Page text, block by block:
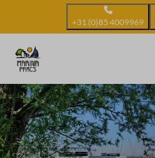
+31 (0)85 4009969